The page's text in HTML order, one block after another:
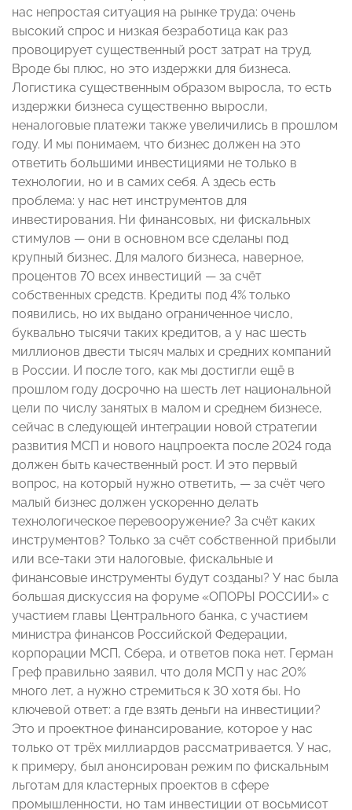
нас непростая ситуация на рынке труда: очень
высокий спрос и низкая безработица как раз
провоцирует существенный рост затрат на труд.
Вроде бы плюс, но это издержки для бизнеса.
Логистика существенным образом выросла, то есть
издержки бизнеса существенно выросли,
неналоговые платежи также увеличились в прошлом
году. И мы понимаем, что бизнес должен на это
ответить большими инвестициями не только в
технологии, но и в самих себя. А здесь есть
проблема: у нас нет инструментов для
инвестирования. Ни финансовых, ни фискальных
стимулов — они в основном все сделаны под
крупный бизнес. Для малого бизнеса, наверное,
процентов 70 всех инвестиций — за счёт
собственных средств. Кредиты под 4% только
появились, но их выдано ограниченное число,
буквально тысячи таких кредитов, а у нас шесть
миллионов двести тысяч малых и средних компаний
в России. И после того, как мы достигли ещё в
прошлом году досрочно на шесть лет национальной
цели по числу занятых в малом и среднем бизнесе,
сейчас в следующей интеграции новой стратегии
развития МСП и нового нацпроекта после 2024 года
должен быть качественный рост. И это первый
вопрос, на который нужно ответить, — за счёт чего
малый бизнес должен ускоренно делать
технологическое перевооружение? За счёт каких
инструментов? Только за счёт собственной прибыли
или все-таки эти налоговые, фискальные и
финансовые инструменты будут созданы? У нас была
большая дискуссия на форуме «ОПОРЫ РОССИИ» с
участием главы Центрального банка, с участием
министра финансов Российской Федерации,
корпорации МСП, Сбера, и ответов пока нет. Герман
Греф правильно заявил, что доля МСП у нас 20%
много лет, а нужно стремиться к 30 хотя бы. Но
ключевой ответ: а где взять деньги на инвестиции?
Это и проектное финансирование, которое у нас
только от трёх миллиардов рассматривается. У нас,
к примеру, был анонсирован режим по фискальным
льготам для кластерных проектов в сфере
промышленности, но там инвестиции от восьмисот